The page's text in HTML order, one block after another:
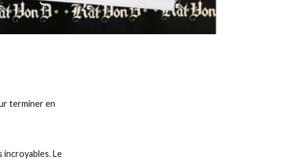
terminer en
incroyables. Le